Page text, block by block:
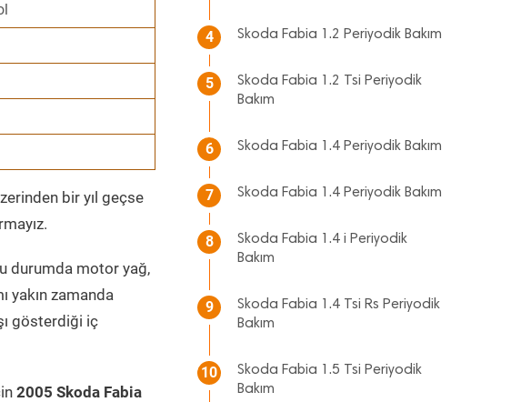
bir yıl geçse
durumda motor yağ,
yakın zamanda
gösterdiği iç
2005 Skoda Fabia
4 Skoda Fabia 1.2 Periyodik Bakım
5
Skoda Fabia 1.2 Tsi Periyodik
Bakım
6 Skoda Fabia 1.4 Periyodik Bakım
7 Skoda Fabia 1.4 Periyodik Bakım
8
Skoda Fabia 1.4 i Periyodik
Bakım
9
Skoda Fabia 1.4 Tsi Rs Periyodik
Bakım
10
Skoda Fabia 1.5 Tsi Periyodik
Bakım